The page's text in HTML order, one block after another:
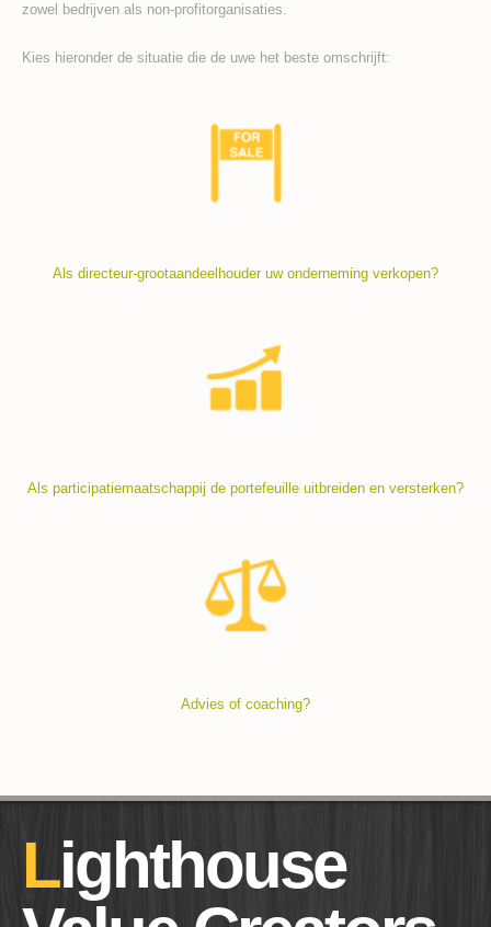
zowel bedrijven als non-profitorganisaties.
Kies hieronder de situatie die de uwe het beste omschrijft:
Als directeur-grootaandeelhouder uw onderneming verkopen?
Als participatiemaatschappij de portefeuille uitbreiden en versterken?
Advies of coaching?
Lighthouse